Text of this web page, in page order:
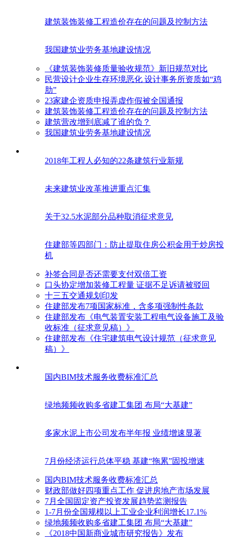
建筑装饰装修工程造价存在的问题及控制方法
我国建筑业劳务基地建设情况
《建筑装饰装修质量验收规范》新旧规范对比
民营设计企业生存环境恶化 设计事务所资质如“鸡
肋”
23家建企资质申报弄虚作假被全国通报
建筑装饰装修工程造价存在的问题及控制方法
建筑营改增到底减了谁的负？
我国建筑业劳务基地建设情况
2018年工程人必知的22条建筑行业新规
未来建筑业改革推进重点汇集
关于32.5水泥部分品种取消征求意见
住建部等四部门：防止提取住房公积金用于炒房投
机
补签合同是否还需要支付双倍工资
口头协定增加装修工程量 证据不足诉请被驳回
十三五交通规划印发
住建部发布7项国家标准，含多项强制性条款
住建部发布《电气装置安装工程电气设备施工及验
收标准（征求意见稿）》
住建部发布《住宅建筑电气设计规范（征求意见
稿）》
国内BIM技术服务收费标准汇总
绿地频频收购多省建工集团 布局“大基建”
多家水泥上市公司发布半年报 业绩增速显著
7月份经济运行总体平稳 基建“拖累”固投增速
国内BIM技术服务收费标准汇总
财政部做好四项重点工作 促进房地产市场发展
7月全国固定资产投资发展趋势监测报告
1-7月份全国规模以上工业企业利润增长17.1%
绿地频频收购多省建工集团 布局“大基建”
《2018中国新商业城市研究报告》发布